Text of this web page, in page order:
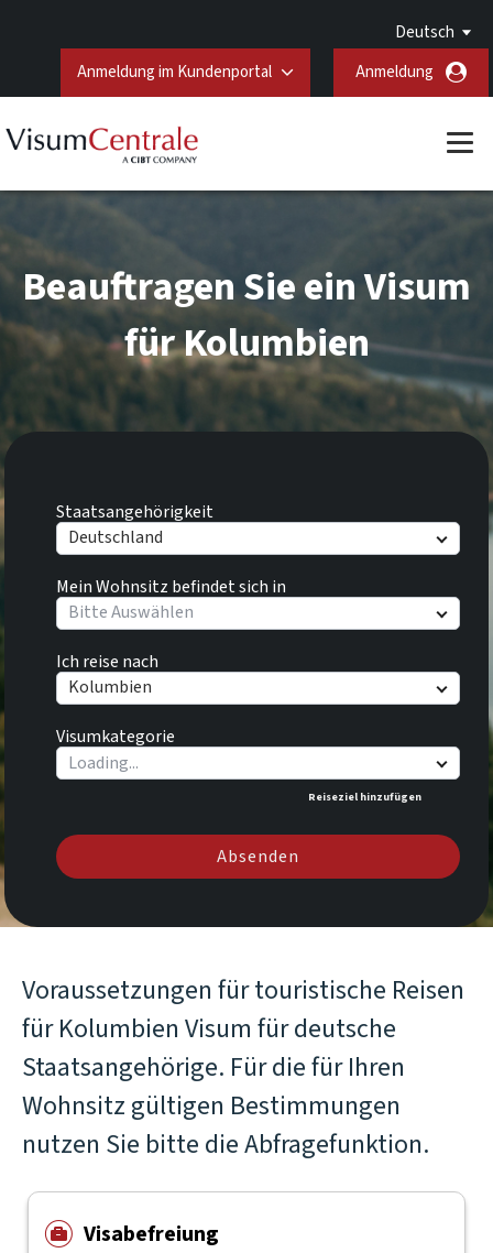
Deutsch
Anmeldung im Kundenportal
Anmeldung
Staatsangehörigkeit
Deutschland
Mein Wohnsitz befindet sich in
Bitte Auswählen
Ich reise nach
Kolumbien
Visumkategorie
Reiseziel hinzufügen
Absenden
Beauftragen Sie ein Visum
für Kolumbien
Voraussetzungen für touristische Reisen
für Kolumbien Visum für deutsche
Staatsangehörige. Für die für Ihren
Wohnsitz gültigen Bestimmungen
nutzen Sie bitte die Abfragefunktion.
Visabefreiung